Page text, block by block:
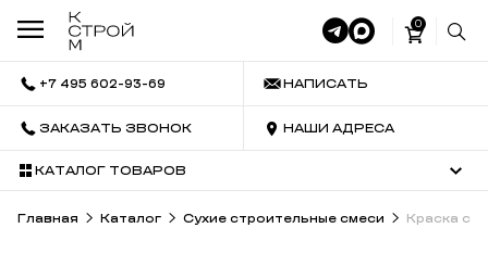
0
+7 495 602-93-69 НАПИСАТЬ
ЗАКАЗАТЬ ЗВОНОК НАШИ АДРЕСА
КАТАЛОГ ТОВАРОВ
Главная Каталог Сухие строительные смеси Краска